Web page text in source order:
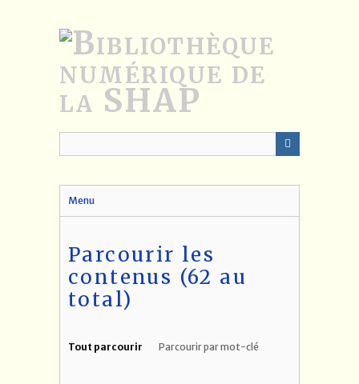
Menu
Parcourir les
contenus (62 au
total)
Tout parcourir Parcourir par mot-clé